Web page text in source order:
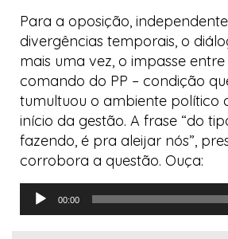
Para a oposição,
divergências temporais, o
mais uma vez, o impasse entre
comando do PP – condição
tumultuou o ambiente político
início da gestão. A frase “do
fazendo, é pra aleijar nós”,
corrobora a questão. Ouça:
Tocador
00:00